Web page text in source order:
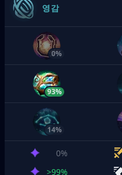
영감
0%
93%
14%
0%
>99%